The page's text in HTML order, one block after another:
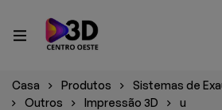
Casa Produtos
Sistemas de
Outros
Impressão 3D u